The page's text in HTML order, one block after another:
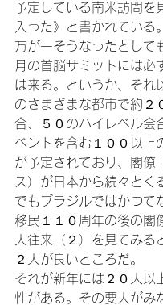
予定している南米訪問を
入った》と書かれている。
万が一そうなったとして
月の首脳サミットには必
は来る。というか、それ
のさまざまな都市で約２
合、５０のハイレベル会
ベントを含む１００以上
が予定されており、閣僚
ス）が日本から続々とく
でもブラジルではかつて
移民１１０周年の後の閣
人往来 （２） を見てみる
２人が良いところだ。
それが新年には２０人以
性がある。その要人がみ